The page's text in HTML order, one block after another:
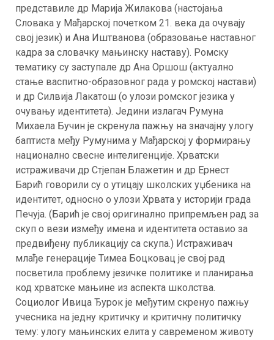
представиле др Марија Жилакова (настојања
Словака у Мађарској почетком 21. века да очувају
свој језик) и Ана Иштванова (образовање наставног
кадра за словачку мањинску наставу). Ромску
тематику су заступале др Ана Оршош (актуално
стање васпитно-образовног рада у ромској настави)
и др Силвија Лакатош (о улози ромског језика у
очувању идентитета). Једини излагач Румуна
Михаела Бучин је скренула пажњу на значајну улогу
баптиста међу Румунима у Мађарској у формирању
национално свесне интелигенције. Хрватски
истраживачи др Стјепан Блажетин и др Ернест
Барић говорили су о утицају школских уџбеника на
идентитет, односно о улози Хрвата у историји града
Печуја. (Барић је свој оригинално припремљен рад за
скуп о вези између имена и идентитета оставио за
предвиђену публикацију са скупа.) Истраживач
млађе генерације Тимеа Боцковац је свој рад
посветила проблему језичке политике и планирања
код хрватске мањине из аспекта школства.
Социолог Ивица Ђурок је међутим скренуо пажњу
учесника на једну критичку и критичну политичку
тему: улогу мањинских елита у савременом животу